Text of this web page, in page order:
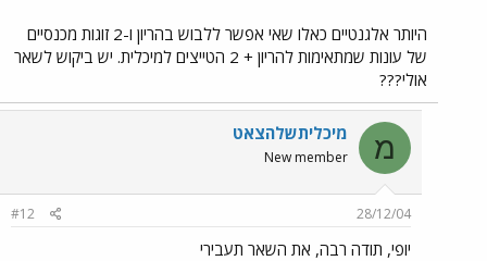
היותר אלגנטיים כאלו שאי אפשר ללבוש בהריון ו-2 זוגות מכנסיים
של עונות שמתאימות להריון + 2 הטייצים למיכלית. יש ביקוש לשאר
אולי???
מ מיכליתשלהצאט
New member
28/12/04
#12
יופי, תודה רבה, את השאר תעבירי